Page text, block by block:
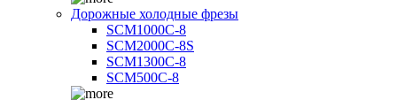
Дорожные холодные фрезы
SCM1000C-8
SCM2000C-8S
SCM1300C-8
SCM500C-8